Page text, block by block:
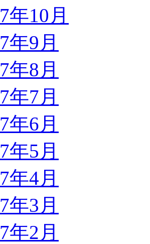
年10月
年9月
年8月
年7月
年6月
年5月
年4月
年3月
年2月